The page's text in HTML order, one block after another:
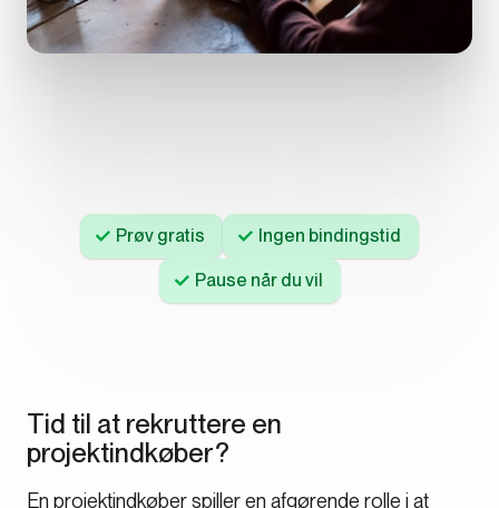
Prøv gratis Ingen bindingstid
Pause når du vil
Tid til at rekruttere en
projektindkøber?
En projektindkøber spiller en afgørende rolle i at